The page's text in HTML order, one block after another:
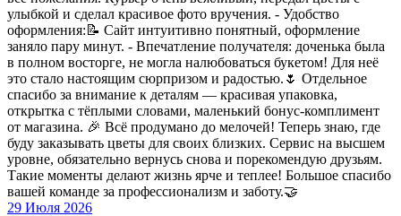
улыбкой и сделал красивое фото вручения. - Удобство
оформления:📝 Сайт интуитивно понятный, оформление
заняло пару минут. - Впечатление получателя: доченька была
в полном восторге, не могла налюбоваться букетом! Для неё
это стало настоящим сюрпризом и радостью.🌷 Отдельное
спасибо за внимание к деталям — красивая упаковка,
открытка с тёплыми словами, маленький бонус-комплимент
от магазина. 🎉 Всё продумано до мелочей! Теперь знаю, где
буду заказывать цветы для своих близких. Сервис на высшем
уровне, обязательно вернусь снова и порекомендую друзьям.
Такие моменты делают жизнь ярче и теплее! Большое спасибо
вашей команде за профессионализм и заботу.🤝
29 Июля 2026